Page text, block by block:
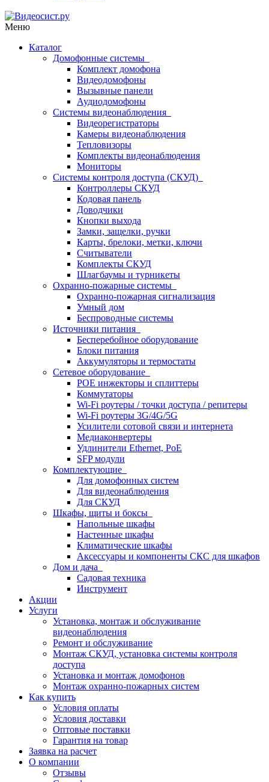
Меню
Каталог
Домофонные системы
Комплект домофона
Видеодомофоны
Вызывные панели
Аудиодомофоны
Системы видеонаблюдения
Видеорегистраторы
Камеры видеонаблюдения
Тепловизоры
Комплекты видеонаблюдения
Мониторы
Системы контроля доступа (СКУД)
Контроллеры СКУД
Кодовая панель
Доводчики
Кнопки выхода
Замки, защелки, ручки
Карты, брелоки, метки, ключи
Считыватели
Комплекты СКУД
Шлагбаумы и турникеты
Охранно-пожарные системы
Охранно-пожарная сигнализация
Умный дом
Беспроводные системы
Источники питания
Бесперебойное оборудование
Блоки питания
Аккумуляторы и термостаты
Сетевое оборудование
POE инжекторы и сплиттеры
Коммутаторы
Wi-Fi роутеры / точки доступа / репитеры
Wi-Fi роутеры 3G/4G/5G
Усилители сотовой связи и интернета
Медиаконвертеры
Удлинители Ethernet, PoE
SFP модули
Комплектующие
Для домофонных систем
Для видеонаблюдения
Для СКУД
Шкафы, щиты и боксы
Напольные шкафы
Настенные шкафы
Климатические шкафы
Аксессуары и компоненты СКС для шкафов
Дом и дача
Садовая техника
Инструмент
Акции
Услуги
Установка, монтаж и обслуживание
видеонаблюдения
Ремонт и обслуживание
Монтаж СКУД, установка системы контроля
доступа
Установка и монтаж домофонов
Монтаж охранно-пожарных систем
Как купить
Условия оплаты
Условия доставки
Оптовые поставки
Гарантия на товар
Заявка на расчет
О компании
Отзывы